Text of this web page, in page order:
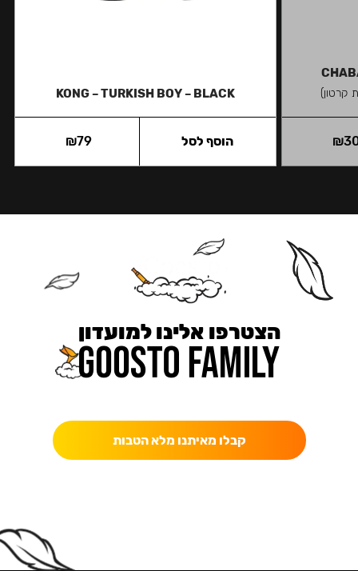
קרטון)
₪
KONG – TURKISH BOY – BLACK
₪79 הוסף לסל
הצטרפו אלינו למועדון
קבלו מאיתנו מלא הטבות